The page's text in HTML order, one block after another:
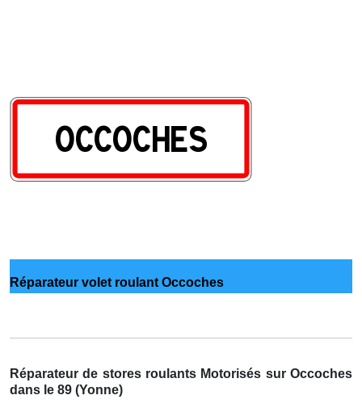
Réparateur volet roulant Occoches
Réparateur de stores roulants Motorisés sur Occoches
dans le 89 (Yonne)